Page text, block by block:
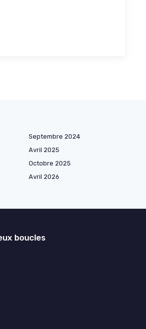
Septembre 2024
Avril 2025
Octobre 2025
Avril 2026
boucles